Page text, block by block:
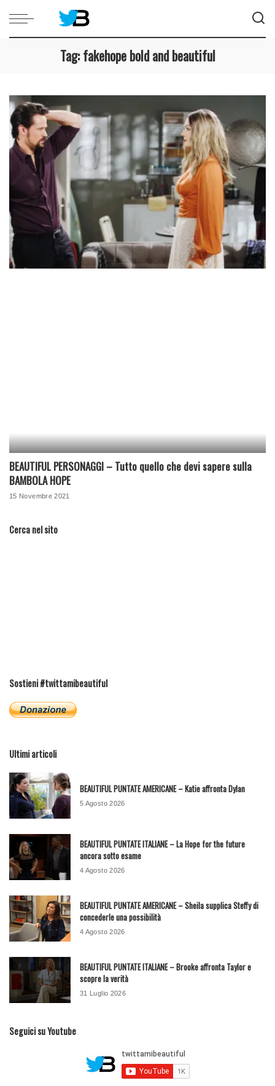
Tag:fakehope bold and beautiful
BEAUTIFUL PERSONAGGI – Tutto quello che devi sapere sulla
BAMBOLA HOPE
15 Novembre 2021
Cerca nel sito
Sostieni #twittamibeautiful
Ultimi articoli
BEAUTIFUL PUNTATE AMERICANE – Katie affronta Dylan
5 Agosto 2026
BEAUTIFUL PUNTATE ITALIANE – La Hope for the future
ancora sotto esame
4 Agosto 2026
BEAUTIFUL PUNTATE AMERICANE – Sheila supplica Steffy di
concederle una possibilità
4 Agosto 2026
BEAUTIFUL PUNTATE ITALIANE – Brooke affronta Taylor e
scopre la verità
31 Luglio 2026
Seguici su Youtube